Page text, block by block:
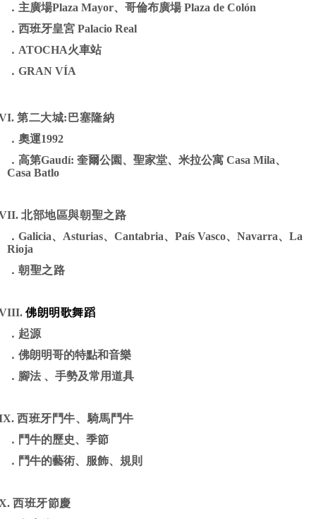
． 主廣場Plaza Mayor、 哥倫布廣場Plaza de Colón
． 西班牙皇宮 Palacio Real
． ATOCHA火車站
． GRAN VÍA
第二大城: 巴塞隆納
． 奧運1992
． 高第Gaudí: 奎爾公園、 聖家堂、 米拉公寓 Casa Mila、
Casa Batlo
I. 北部地區與朝聖之路
． Galicia、 Asturias、 Cantabria、 País Vasco、 Navarra、 La
Rioja
． 朝聖之路
III. 佛朗明歌舞蹈
． 起源
． 佛朗明哥的特點和音樂
． 腳法 、手勢及常用道具
西班牙鬥牛、騎馬鬥牛
． 鬥牛的歷史、 季節
． 鬥牛的藝術、服飾、規則
西班牙節慶